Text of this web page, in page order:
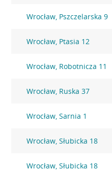
Wrocław, Pszczelarska 9
Wrocław, Ptasia 12
Wrocław, Robotnicza 11
Wrocław, Ruska 37
Wrocław, Sarnia 1
Wrocław, Słubicka 18
Wrocław, Słubicka 18